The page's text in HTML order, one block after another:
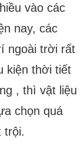
vào các
nay, các
ngoài trời rất
kiện thời tiết
, thì vật liệu
chọn quá
trội.